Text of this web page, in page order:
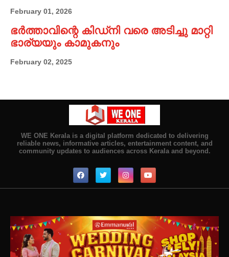
February 01, 2026
ഭർത്താവിന്റെ കിഡ്നി വരെ അടിച്ചു മാറ്റി
ഭാര്യയും കാമുകനും
February 02, 2025
WE ONE Kerala is a digital platform dedicated to delivering
reliable news, informative articles, entertainment content, and
community updates to audiences across Kerala and beyond.